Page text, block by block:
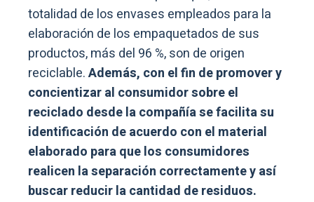
totalidad de los envases empleados para la
elaboración de los empaquetados de sus
productos, más del 96 %, son de origen
reciclable.Además, con el fin de promover y
concientizar al consumidor sobre el
reciclado desde la compañía se facilita su
identificación de acuerdo con el material
elaborado para que los consumidores
realicen la separación correctamente y así
buscar reducir la cantidad de residuos.